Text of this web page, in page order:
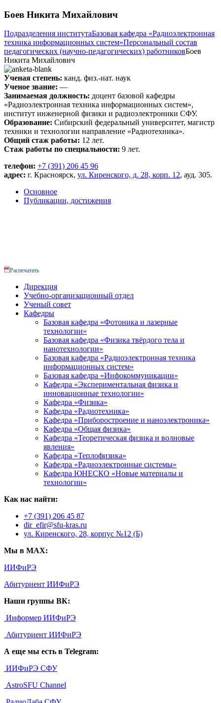
Боев Никита Михайлович
Подразделения институтаБазовая кафедра «Радиоэлектронная
техника информационных систем»Персональный состав
педагогических (научно-педагогических) работниковБоев
Никита Михайлович
Ученая степень: канд. физ.-иат. наук
Ученое звание: —
Занимаемая должность: доцент базовой кафедры
«Радиоэлектронная техника информационных систем»,
институт инженерной физики и радиоэлектроники СФУ.
Образование: Сибирский федеральный университет, магистр
техники и технологии направление «Радиотехника».
Общий стаж работы: 12 лет.
Стаж работы по специальности: 9 лет.
телефон: +7 (391) 206 45 96
адрес: г. Красноярск, ул. Киренского, д. 28, корп. 12, ауд. 305.
Основное
Публикации, достижения
Распечатать
Дирекция
Учебно-организационный отдел
Ученый совет
Кафедры
Базовая кафедра «Фотоника и лазерные
технологии»
Базовая кафедра «Физика твёрдого тела и
нанотехнологии»
Базовая кафедра «Радиоэлектронная техника
информационных систем»
Базовая кафедра «Инфокоммуникации»
Кафедра «Экспериментальная физика и
инновационные технологии»
Кафедра «Физика»
Кафедра «Радиотехника»
Кафедра «Приборостроение и наноэлектроника»
Кафедра «Общая физика»
Кафедра «Теоретическая физика и волновые
явления»
Кафедра «Теплофизика»
Кафедра «Радиоэлектронные системы»
Кафедра ЮНЕСКО «Новые материалы и
технологии»
Как нас найти:
+7 (391) 206 45 87
dir_efir@sfu-kras.ru
ул. Киренского, 28, корпус №12 (Б)
Мы в MAX:
ИИФиРЭ
Абитуриент ИИФиРЭ
Наши группы ВК:
Информер ИИФиРЭ
Абитуриент ИИФиРЭ
А еще мы есть в Telegram:
ИИФиРЭ СФУ
AstroSFU Channel